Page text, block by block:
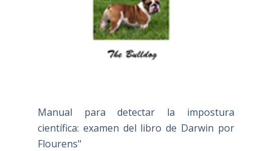
Manual para detectar la impostura
científica: examen del libro de Darwin por
Flourens"